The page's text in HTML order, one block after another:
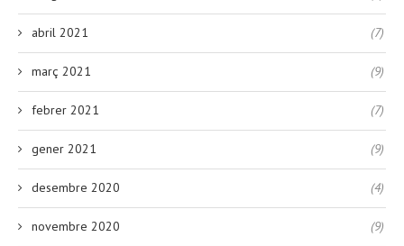
abril 2021 (7)
març 2021 (9)
febrer 2021 (7)
gener 2021 (9)
desembre 2020 (4)
novembre 2020 (9)